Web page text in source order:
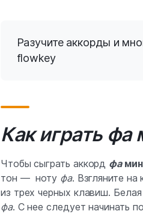
Разучите аккорды и
flowkey
Как играть фа
Чтобы сыграть аккорд фа
тон — ноту фа. Взгляните на
из трех черных клавиш.
фа. С нее следует начинать